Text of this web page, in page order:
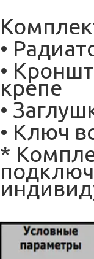
•
•
крепе
•
• Ключ
*